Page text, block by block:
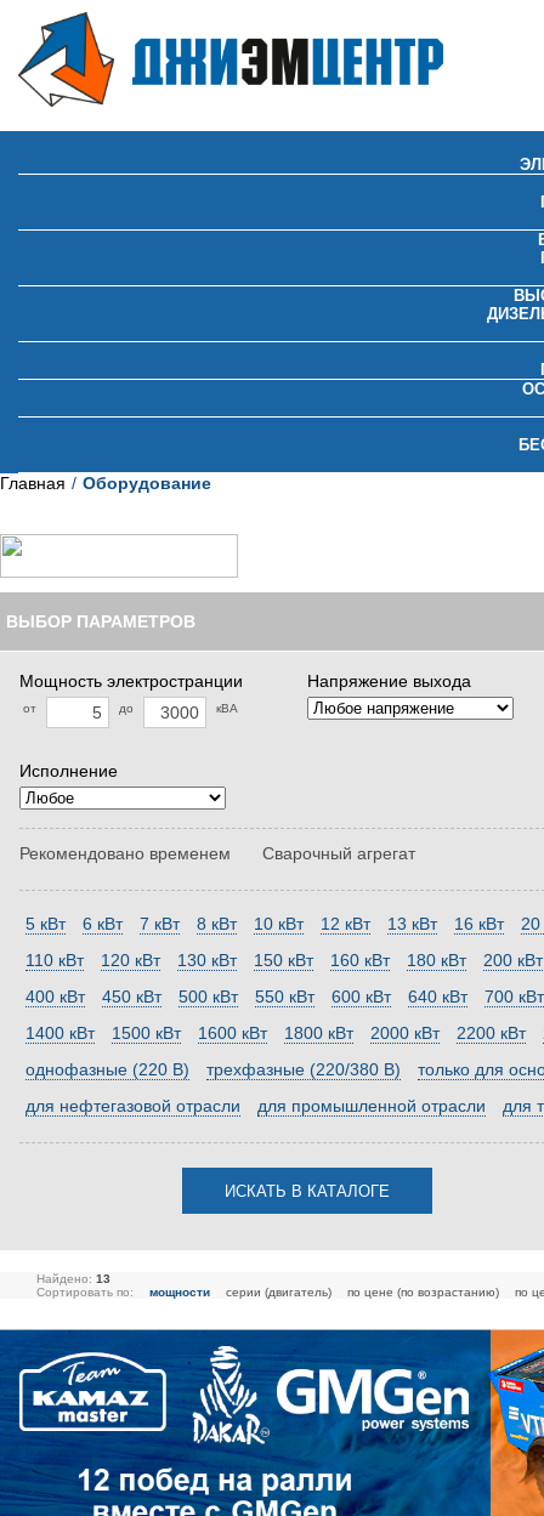
Главная Оборудование
ВЫБОР ПАРАМЕТРОВ
Мощность электространции
от до кВА
Напряжение выхода
Исполнение
Рекомендовано временем Сварочный агрегат
5 кВт 6 кВт 7 кВт 8 кВт 10 кВт 12 кВт 13 кВт 16 кВт
20
110 кВт
120 кВт 130 кВт 150 кВт 160 кВт 180 кВт
200 кВт
400 кВт
450 кВт 500 кВт 550 кВт 600 кВт 640 кВт
700 кВт
1400 кВт
1500 кВт 1600 кВт 1800 кВт 2000 кВт 2200 кВт
однофазные (220 В)
трехфазные (220/380 В)
только для
для нефтегазовой отрасли
для промышленной отрасли для
Найдено: 13
Сортировать по:
мощности серии (двигатель) по цене (по возрастанию) по